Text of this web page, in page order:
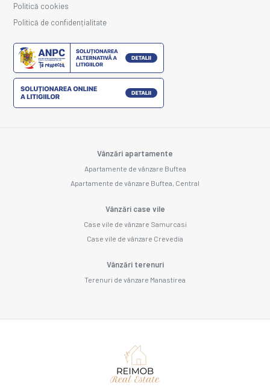
Politică cookies
Politică de confidențialitate
Vânzări apartamente
Apartamente de vânzare Buftea
Apartamente de vânzare Buftea, Central
Vânzări case vile
Case vile de vânzare Samurcasi
Case vile de vânzare Crevedia
Vânzări terenuri
Terenuri de vânzare Manastirea